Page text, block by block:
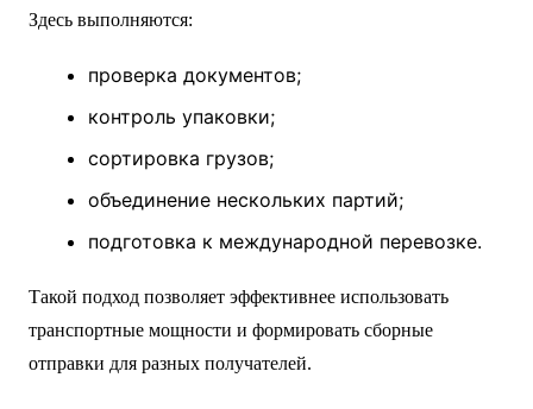
Здесь выполняются:
проверка документов;
контроль упаковки;
сортировка грузов;
объединение нескольких партий;
подготовка к международной перевозке.
Такой подход позволяет эффективнее использовать
транспортные мощности и формировать сборные
отправки для разных получателей.